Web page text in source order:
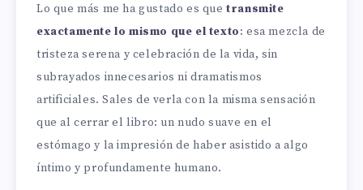
Lo que más me ha gustado es quetransmite
exactamente lo mismo que el texto: esa mezcla de
tristeza serena y celebración de la vida, sin
subrayados innecesarios ni dramatismos
artificiales. Sales de verla con la misma sensación
que al cerrar el libro: un nudo suave en el
estómago y la impresión de haber asistido a algo
íntimo y profundamente humano.